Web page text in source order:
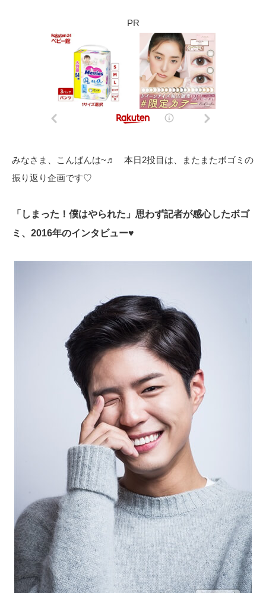
PR
みなさま、こんばんは~♬ 本日2投目は、またまたボゴミの
振り返り企画です♡
「しまった！僕はやられた」思わず記者が感心したボゴ
ミ、2016年のインタビュー♥